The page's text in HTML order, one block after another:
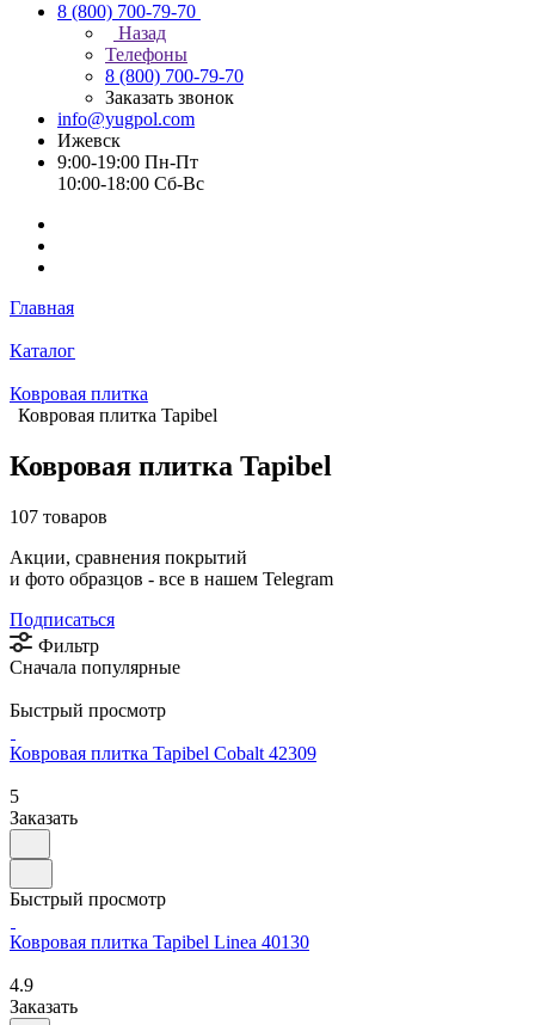
8 (800) 700-79-70
Назад
Телефоны
8 (800) 700-79-70
Заказать звонок
info@yugpol.com
Ижевск
9:00-19:00 Пн-Пт
10:00-18:00 Cб-Вс
Главная
Каталог
Ковровая плитка
Ковровая плитка Tapibel
Ковровая плитка Tapibel
107 товаров
Акции, сравнения покрытий
и фото образцов - все в нашем Telegram
Подписаться
Фильтр
Сначала популярные
Быстрый просмотр
Ковровая плитка Tapibel Cobalt 42309
5
Заказать
Быстрый просмотр
Ковровая плитка Tapibel Linea 40130
4.9
Заказать